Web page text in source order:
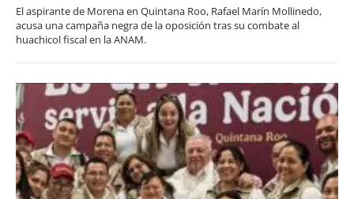
El aspirante de Morena en Quintana Roo, Rafael Marín Mollinedo,
acusa una campaña negra de la oposición tras su combate al
huachicol fiscal en la ANAM.